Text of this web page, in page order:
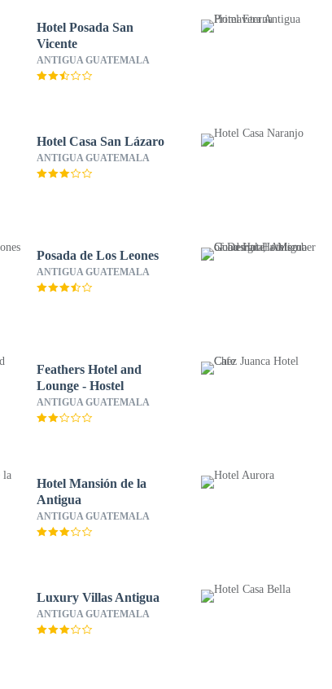
Hotel Posada San
Vicente
ANTIGUA GUATEMALA
Hotel Casa San Lázaro
ANTIGUA GUATEMALA
Posada de Los Leones
ANTIGUA GUATEMALA
Feathers Hotel and
Lounge - Hostel
ANTIGUA GUATEMALA
Hotel Mansión de la
Antigua
ANTIGUA GUATEMALA
Luxury Villas Antigua
ANTIGUA GUATEMALA